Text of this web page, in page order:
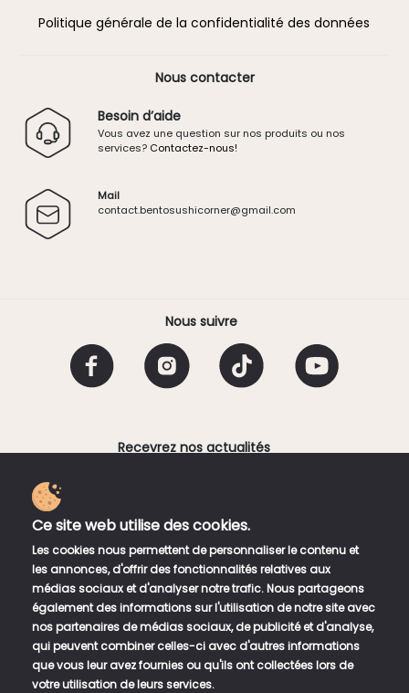
Nous contacter
Besoin d’aide
Vous avez une question sur nos produits ou nos
services? Contactez-nous!
Mail
contact.bentosushicorner@gmail.com
Politique générale de la confidentialité des données
Recevrez nos actualités
Email
acceptez de recevoir une lettre d'information
hebdomadaire de Bento Sushi Corner. Vous pouvez vous
désinscrire à tout moment en utilisant les liens de
désinscription dans la newsletter.
Nous suivre
Ce site web utilise des cookies.
Les cookies nous permettent de personnaliser le contenu et
les annonces, d'offrir des fonctionnalités relatives aux
médias sociaux et d'analyser notre trafic. Nous partageons
également des informations sur l'utilisation de notre site avec
nos partenaires de médias sociaux, de publicité et d'analyse,
qui peuvent combiner celles-ci avec d'autres informations
que vous leur avez fournies ou qu'ils ont collectées lors de
votre utilisation de leurs services.